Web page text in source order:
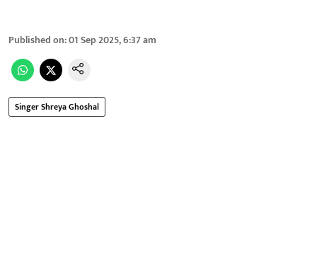
Published on:01 Sep 2025, 6:37 am
Singer Shreya Ghoshal